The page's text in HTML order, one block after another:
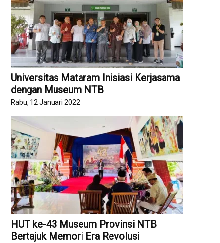
Universitas Mataram Inisiasi Kerjasama
dengan Museum NTB
Rabu, 12 Januari 2022
HUT ke-43 Museum Provinsi NTB
Bertajuk Memori Era Revolusi